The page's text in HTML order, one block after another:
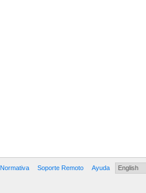
Normativa Soporte Remoto Ayuda